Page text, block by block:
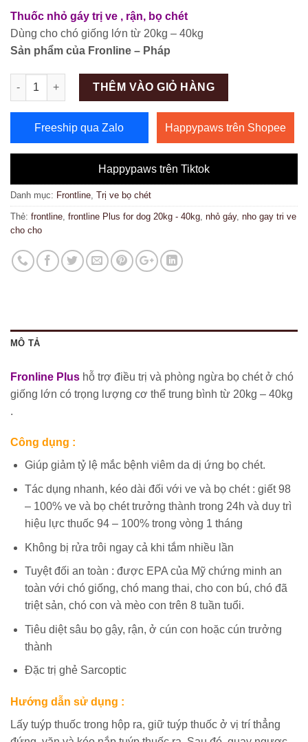
Thuốc nhỏ gáy trị ve , rận, bọ chét
Dùng cho chó giống lớn từ 20kg – 40kg
Sản phẩm của Fronline – Pháp
Số lượng
THÊM VÀO GIỎ HÀNG
Freeship qua Zalo Happypaws trên Shopee
Happypaws trên Tiktok
Danh mục: Frontline Trị ve bọ chét
Thẻ: frontline frontline Plus for dog 20kg - 40kg nhỏ gáy, nho gay tri ve
cho cho
MÔ TẢ
Fronline Plus hỗ trợ điều trị và phòng ngừa bọ chét ở chó
giống lớn có trọng lượng cơ thể trung bình từ 20kg – 40kg
.
Công dụng :
Giúp giảm tỷ lệ mắc bệnh viêm da dị ứng bọ chét.
Tác dụng nhanh, kéo dài đối với ve và bọ chét : giết 98
– 100% ve và bọ chét trưởng thành trong 24h và duy trì
hiệu lực thuốc 94 – 100% trong vòng 1 tháng
Không bị rửa trôi ngay cả khi tắm nhiều lần
Tuyệt đối an toàn : được EPA của Mỹ chứng minh an
toàn với chó giống, chó mang thai, cho con bú, chó đã
triệt sản, chó con và mèo con trên 8 tuần tuổi.
Tiêu diệt sâu bọ gậy, rận, ở cún con hoặc cún trưởng
thành
Đặc trị ghẻ Sarcoptic
Hướng dẫn sử dụng :
Lấy tuýp thuốc trong hộp ra, giữ tuýp thuốc ở vị trí thẳng